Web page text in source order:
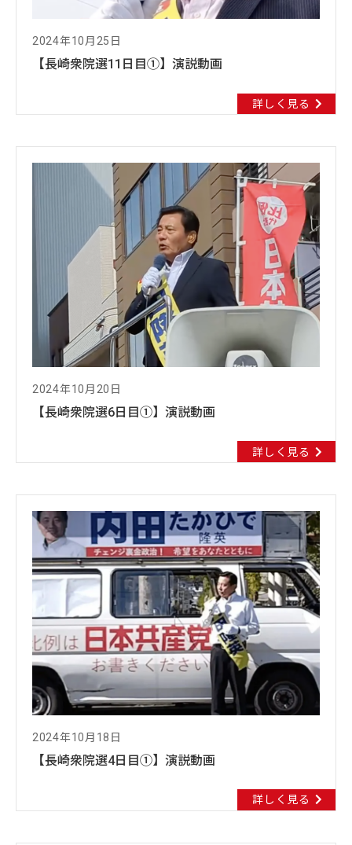
2024年10月25日
【長崎衆院選11日目①】演説動画
詳しく見る
2024年10月20日
【長崎衆院選6日目①】演説動画
詳しく見る
2024年10月18日
【長崎衆院選4日目①】演説動画
詳しく見る